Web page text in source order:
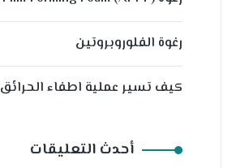
رغوة الفلوروبروتين
كيف تسير عملية اطفاء الحرائق
أحدث التعليقات